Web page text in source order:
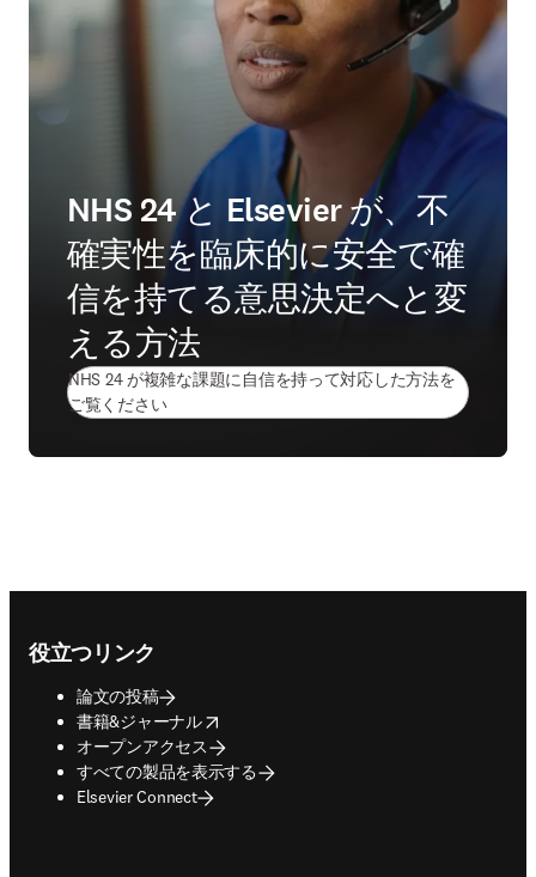
NHS 24 と Elsevier が、不
確実性を臨床的に安全で確
信を持てる意思決定へと変
える方法
NHS 24 が複雑な課題に自信を持って対応した方法を
ご覧ください(
役立つリンク
論文の投稿
書籍&ジャーナル
opens in new tab/window
オープンアクセス
すべての製品を表示する
Elsevier Connect